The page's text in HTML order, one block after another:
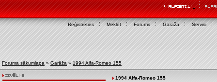
Reģistrēties Meklēt Forums Garāža Servisi
Foruma sākumlapa » Garāža » 1994 Alfa-Romeo 155
1994 Alfa-Romeo 155